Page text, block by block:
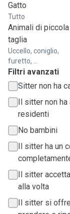
Gatto
Tutto
Animali di piccola
taglia
Uccello, coniglio,
furetto, ...
Filtri avanzati
Sitter non ha
Il sitter non ha
residenti
No bambini
Il sitter ha un
Il sitter
alla volta
Il sitter si